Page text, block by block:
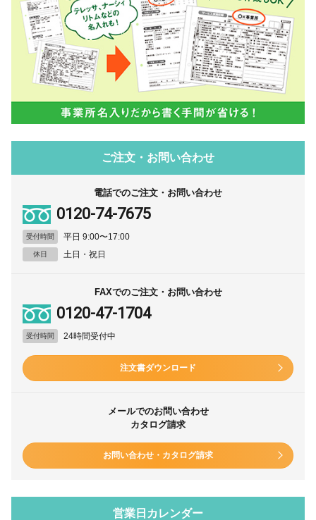
ご注文・お問い合わせ
電話でのご注文・お問い合わせ
0120-74-7675
受付時間 平日 9:00〜17:00
休日 土日・祝日
FAXでのご注文・お問い合わせ
0120-47-1704
受付時間 24時間受付中
注文書ダウンロード
メールでのお問い合わせ
カタログ請求
お問い合わせ・カタログ請求
営業日カレンダー